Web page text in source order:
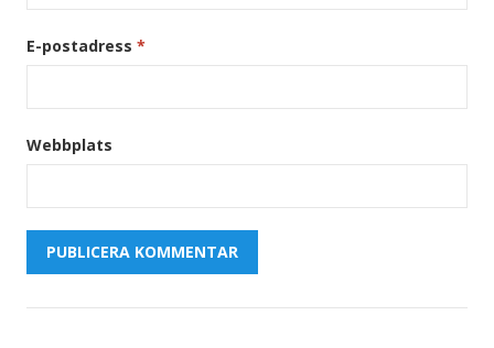
E-postadress *
Webbplats